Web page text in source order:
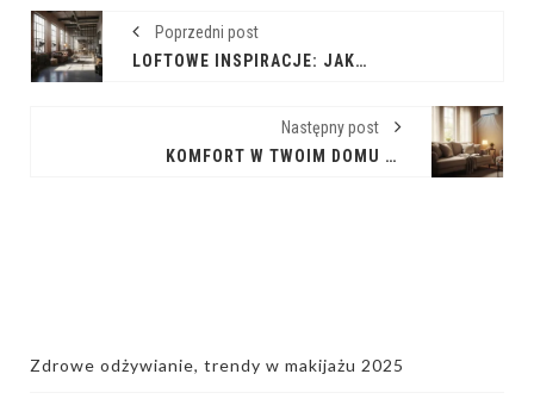
Poprzedni post
LOFTOWE INSPIRACJE: JAK STWORZYĆ PRZEMYSŁOWE WNĘTRZE Z CHARAKTEREM
Następny post
KOMFORT W TWOIM DOMU DZIĘKI KLIMATYZACJI
Zdrowe odżywianie, trendy w makijażu 2025